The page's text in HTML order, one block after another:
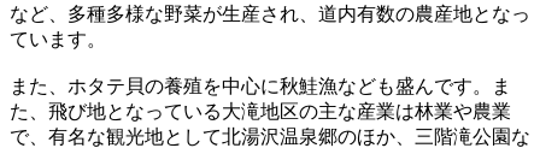
など、多種多様な野菜が生産され、道内有数の農産地となっ
ています。
また、ホタテ貝の養殖を中心に秋鮭漁なども盛んです。ま
た、飛び地となっている大滝地区の主な産業は林業や農業
で、有名な観光地として北湯沢温泉郷のほか、三階滝公園な